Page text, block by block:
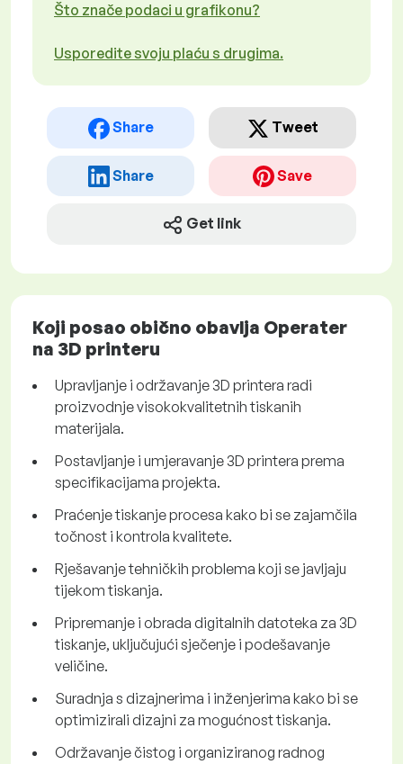
Što znače podaci u grafikonu?
Usporedite svoju plaću s drugima.
Share Tweet
Share Save
Get link
Koji posao obično obavlja Operater
na 3D printeru
Upravljanje i održavanje 3D printera radi
proizvodnje visokokvalitetnih tiskanih
materijala.
Postavljanje i umjeravanje 3D printera prema
specifikacijama projekta.
Praćenje tiskanje procesa kako bi se zajamčila
točnost i kontrola kvalitete.
Rješavanje tehničkih problema koji se javljaju
tijekom tiskanja.
Pripremanje i obrada digitalnih datoteka za 3D
tiskanje, uključujući sječenje i podešavanje
veličine.
Suradnja s dizajnerima i inženjerima kako bi se
optimizirali dizajni za mogućnost tiskanja.
Održavanje čistog i organiziranog radnog